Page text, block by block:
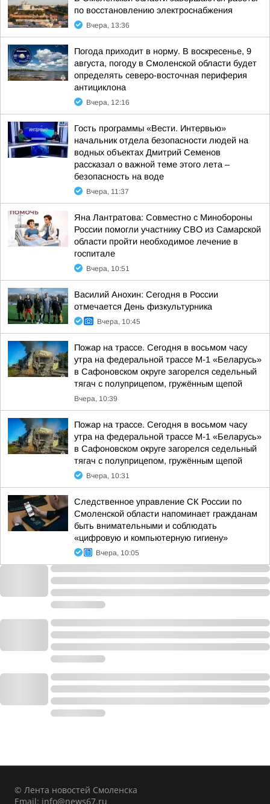
по восстановлению электроснабжения
Вчера, 13:36
Погода приходит в норму. В воскресенье, 9
августа, погоду в Смоленской области будет
определять северо-восточная периферия
антициклона
Вчера, 12:16
Гость программы «Вести. Интервью»
начальник отдела безопасности людей на
водных объектах Дмитрий Семенов
рассказал о важной теме этого лета –
безопасность на воде
Вчера, 11:37
Яна Лантратова: Совместно с Минобороны
России помогли участнику СВО из Самарской
области пройти необходимое лечение в
госпитале
Вчера, 10:51
Василий Анохин: Сегодня в России
отмечается День физкультурника
Вчера, 10:45
Пожар на трассе. Сегодня в восьмом часу
утра на федеральной трассе М-1 «Беларусь»
в Сафоновском округе загорелся седельный
тягач с полуприцепом, гружённым щепой
Вчера, 10:39
Пожар на трассе. Сегодня в восьмом часу
утра на федеральной трассе М-1 «Беларусь»
в Сафоновском округе загорелся седельный
тягач с полуприцепом, гружённым щепой
Вчера, 10:31
Следственное управление СК России по
Смоленской области напоминает гражданам
быть внимательными и соблюдать
«цифровую и компьютерную гигиену»
Вчера, 10:05
© Лента новостей Смоленска
Email: info@news67.ru